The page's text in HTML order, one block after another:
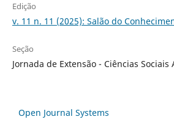
Edição
v. 11 n. 11 (2025): Salão do
Seção
Jornada de Extensão - Ciências Sociais
Open Journal Systems